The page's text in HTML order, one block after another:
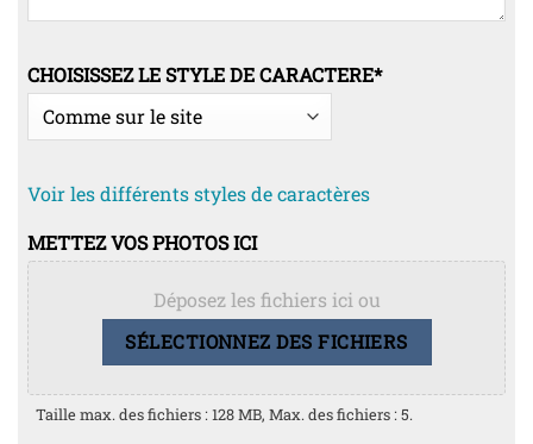
CHOISISSEZ LE STYLE DE CARACTERE*
Voir les différents styles de caractères
METTEZ VOS PHOTOS ICI
Déposez les fichiers ici ou
SÉLECTIONNEZ DES FICHIERS
Taille max. des fichiers : 128 MB, Max. des fichiers : 5.